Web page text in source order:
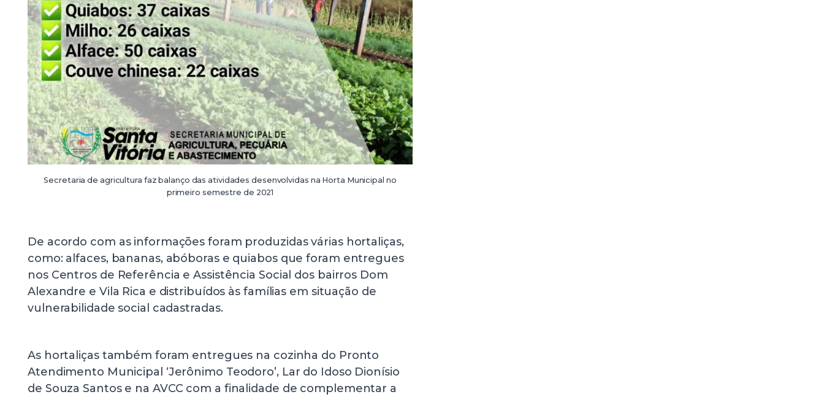
Secretaria de agricultura faz balanço das atividades desenvolvidas na Horta Municipal no
primeiro semestre de 2021
De acordo com as informações foram produzidas várias hortaliças,
como: alfaces, bananas, abóboras e quiabos que foram entregues
nos Centros de Referência e Assistência Social dos bairros Dom
Alexandre e Vila Rica e distribuídos às famílias em situação de
vulnerabilidade social cadastradas.
As hortaliças também foram entregues na cozinha do Pronto
Atendimento Municipal ‘Jerônimo Teodoro’, Lar do Idoso Dionísio
de Souza Santos e na AVCC com a finalidade de complementar a